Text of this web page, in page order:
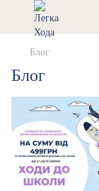
Блог
Блог